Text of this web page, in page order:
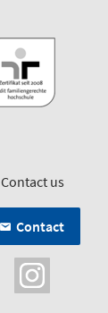
Contact us
Contact